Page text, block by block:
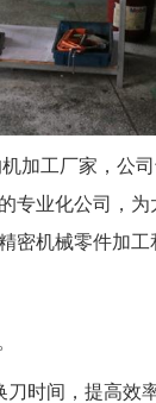
工厂家，公司
专业化公司，
机械零件加工
时间，提高效率